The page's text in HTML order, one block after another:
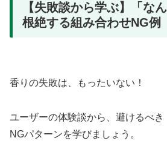
【失敗談から学ぶ】「な
根絶する組み合わせNG例
香りの失敗は、もったいない！
ユーザーの体験談から、避けるべき
NGパターンを学びましょう。